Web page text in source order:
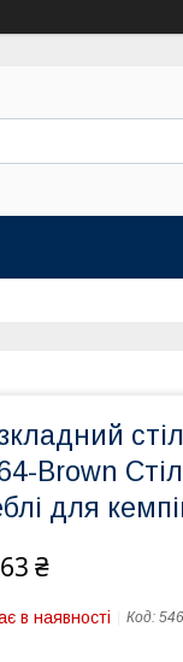
Brown
для
₴
в наявності Код: